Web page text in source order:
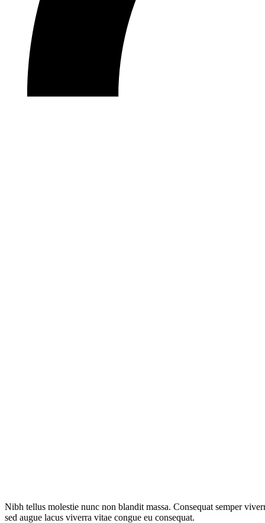
Nibh tellus molestie nunc non blandit massa. Consequat semper
sed augue lacus viverra vitae congue eu consequat.